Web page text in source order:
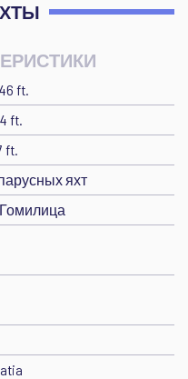
ft.
ft.
ft.
яхт